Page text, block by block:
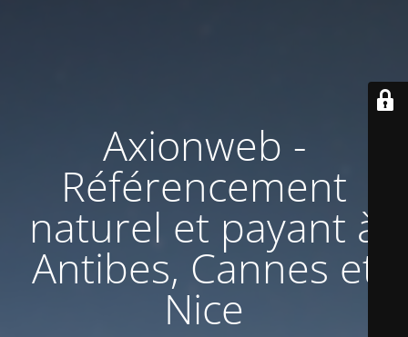
Axionweb -
Référencement
naturel et payant à
Antibes, Cannes et
Nice